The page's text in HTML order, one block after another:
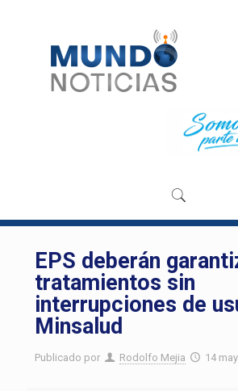
EPS deberán
tratamientos sin
interrupciones de
Minsalud
Publicado por Rodolfo Mejia 14